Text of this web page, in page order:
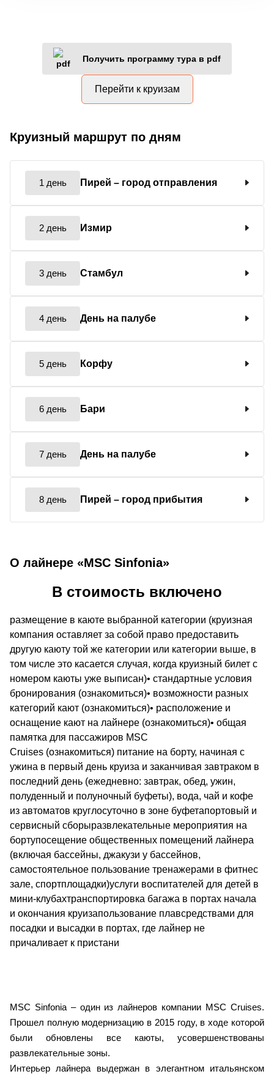
Получить программу тура в pdf
Перейти к круизам
Круизный маршрут по дням
1 день Пирей – город отправления
2 день Измир
3 день Стамбул
4 день День на палубе
5 день Корфу
6 день Бари
7 день День на палубе
8 день Пирей – город прибытия
О лайнере «MSC Sinfonia»
MSC Sinfonia – один из лайнеров компании MSC Cruises.
Прошел полную модернизацию в 2015 году, в ходе которой
были обновлены все каюты, усовершенствованы
развлекательные зоны.
Интерьер лайнера выдержан в элегантном итальянском
В стоимость включено
размещение в каюте выбранной категории (круизная
компания оставляет за собой право предоставить
другую каюту той же категории или категории выше, в
том числе это касается случая, когда круизный билет с
номером каюты уже выписан)• стандартные условия
бронирования (ознакомиться)• возможности разных
категорий кают (ознакомиться)• расположение и
оснащение кают на лайнере (ознакомиться)• общая
памятка для пассажиров MSC
Cruises (ознакомиться) питание на борту, начиная с
ужина в первый день круиза и заканчивая завтраком в
последний день (ежедневно: завтрак, обед, ужин,
полуденный и полуночный буфеты), вода, чай и кофе
из автоматов круглосуточно в зоне буфетапортовый и
сервисный сборыразвлекательные мероприятия на
бортупосещение общественных помещений лайнера
(включая бассейны, джакузи у бассейнов,
самостоятельное пользование тренажерами в фитнес
зале, спортплощадки)услуги воспитателей для детей в
мини-клубахтранспортировка багажа в портах начала
и окончания круизапользование плавсредствами для
посадки и высадки в портах, где лайнер не
причаливает к пристани